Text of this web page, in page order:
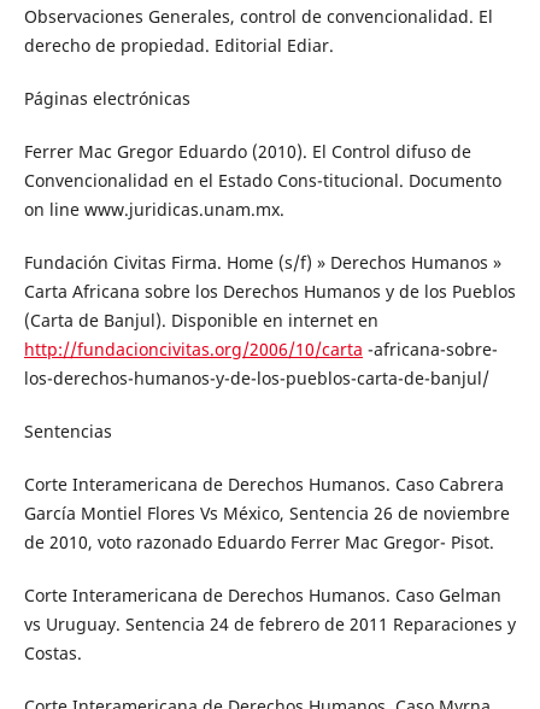
Observaciones Generales, control de convencionalidad. El
derecho de propiedad. Editorial Ediar.
Páginas electrónicas
Ferrer Mac Gregor Eduardo (2010). El Control difuso de
Convencionalidad en el Estado Cons-titucional. Documento
on line www.juridicas.unam.mx.
Fundación Civitas Firma. Home (s/f) » Derechos Humanos »
Carta Africana sobre los Derechos Humanos y de los Pueblos
(Carta de Banjul). Disponible en internet en
http://fundacioncivitas.org/2006/10/carta -africana-sobre-
los-derechos-humanos-y-de-los-pueblos-carta-de-banjul/
Sentencias
Corte Interamericana de Derechos Humanos. Caso Cabrera
García Montiel Flores Vs México, Sentencia 26 de noviembre
de 2010, voto razonado Eduardo Ferrer Mac Gregor- Pisot.
Corte Interamericana de Derechos Humanos. Caso Gelman
vs Uruguay. Sentencia 24 de febrero de 2011 Reparaciones y
Costas.